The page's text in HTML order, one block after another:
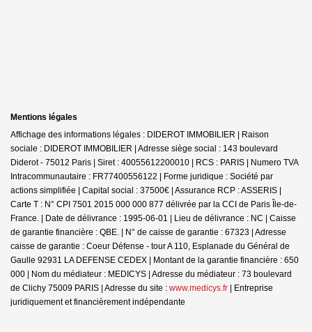
Mentions légales
Affichage des informations légales : DIDEROT IMMOBILIER | Raison
sociale : DIDEROT IMMOBILIER | Adresse siège social : 143 boulevard
Diderot - 75012 Paris | Siret : 40055612200010 | RCS : PARIS | Numero TVA
Intracommunautaire : FR77400556122 | Forme juridique : Société par
actions simplifiée | Capital social : 37500€ | Assurance RCP : ASSERIS |
Carte T : N° CPI 7501 2015 000 000 877 délivrée par la CCI de Paris Île-de-
France. | Date de délivrance : 1995-06-01 | Lieu de délivrance : NC | Caisse
de garantie financière : QBE. | N° de caisse de garantie : 67323 | Adresse
caisse de garantie : Coeur Défense - tour A 110, Esplanade du Général de
Gaulle 92931 LA DEFENSE CEDEX | Montant de la garantie financière : 650
000 | Nom du médiateur : MEDICYS | Adresse du médiateur : 73 boulevard
de Clichy 75009 PARIS | Adresse du site : www.medicys.fr | Entreprise
juridiquement et financièrement indépendante